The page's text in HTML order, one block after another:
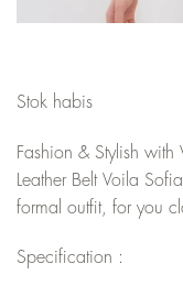
Stok habis
Fashion & Stylish
Leather Belt Voila
formal outfit, for you
Specification :